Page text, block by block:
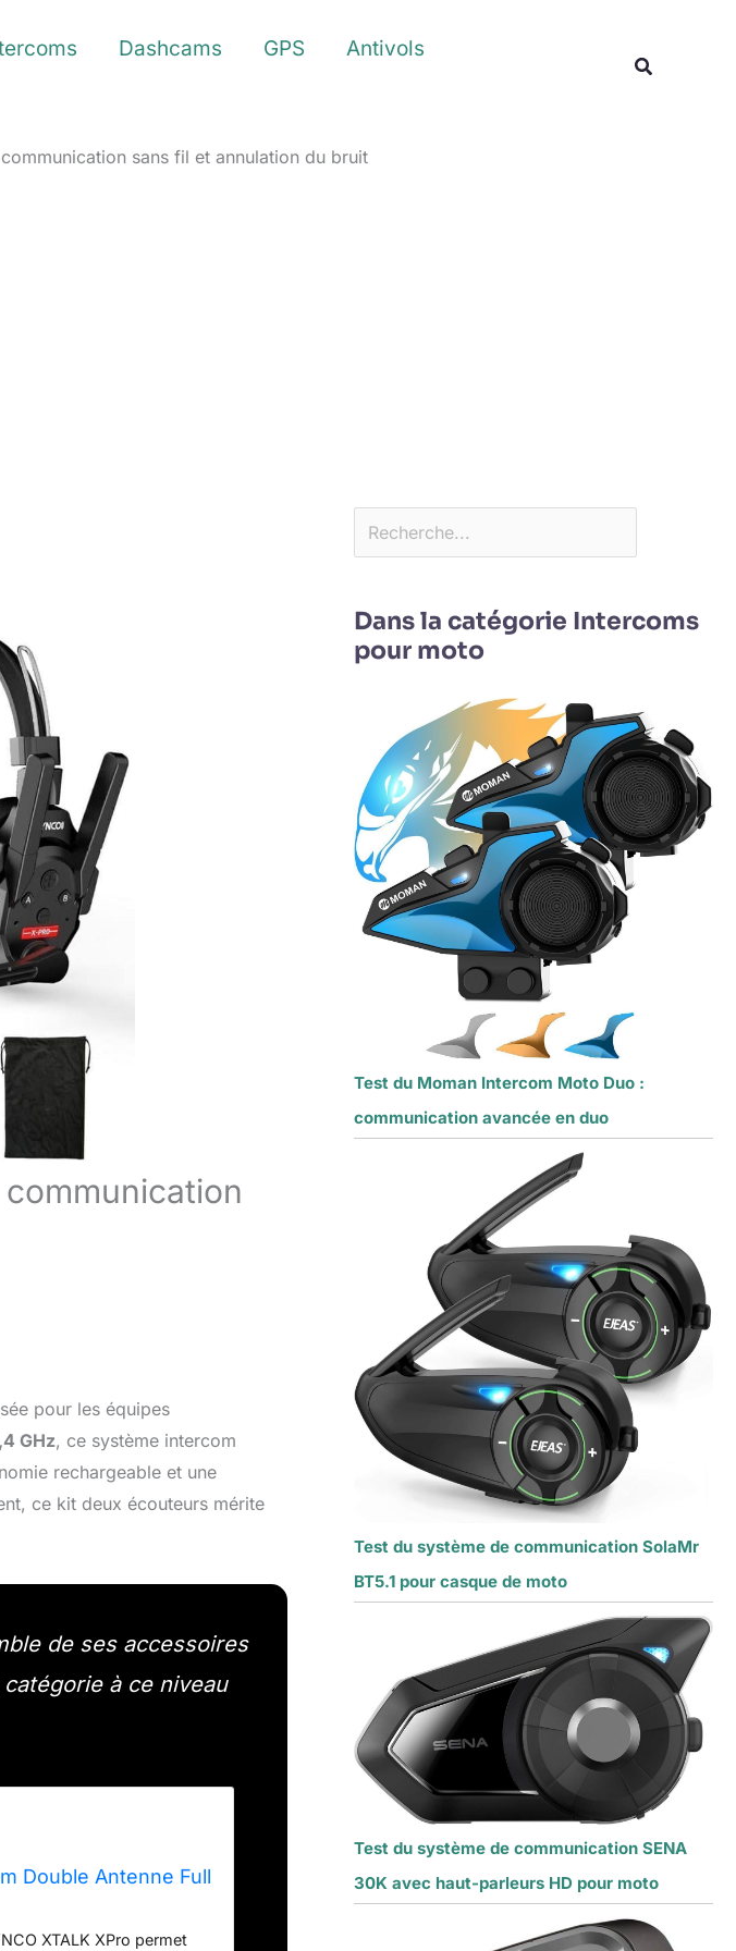
Dashcams GPS
Antivols
sans fil et annulation du bruit
pour les équipes
GHz, ce système intercom
rechargeable et une
ce kit deux écouteurs mérite
de ses accessoires
à ce niveau
Double Antenne Full
XTALK XPro permet
Dans la catégorie Intercoms
pour moto
Test du Moman Intercom Moto Duo :
communication avancée en duo
Test du système de communication SolaMr
BT5.1 pour casque de moto
Test du système de communication SENA
30K avec haut-parleurs HD pour moto